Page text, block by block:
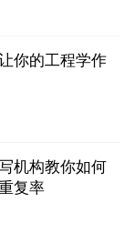
你的工程学作
机构教你如何
复率